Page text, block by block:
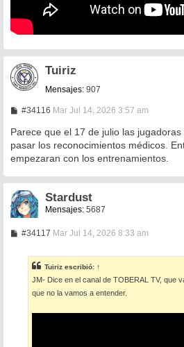
Tuiriz
Mensajes: 907
#34116M
n
s
a
j
Mar Jul 14, 2026 3:57 am
Parece que el 17 de julio las
pasar los reconocimientos médicos.
empezaran con los entrenamientos.
Stardust
Mensajes: 5687
#34117M
a
j
e
Mar Jul 14, 2026 8:33 am
Tuiriz escribió: ↑
JM- Dice en el canal de TOBERAL TV, que
que no la vamos a entender.